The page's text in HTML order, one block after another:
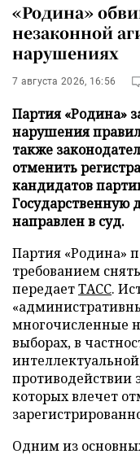
«Родина»
незаконной
нарушениях
7 августа 2026, 16:56
Партия «Родина»
нарушения
также
отменить
кандидатов
Государственную
направлен в суд.
Партия «Родина»
требованием
передаетТАСС.
многочисленные
выборах, в
противодействии
которых влечет
Одним из